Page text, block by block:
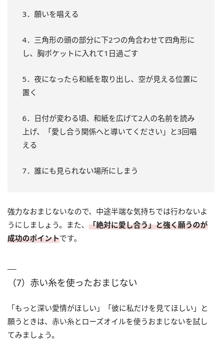
3．願いを唱える
4．三角形の頭の部分に下2つの角合わせて四角形に
し、胸ポケットに入れて1日過ごす
5．夜になったら和紙を取り出し、空が見える位置に
置く
6．日付が変わる頃、和紙を広げて2人の名前を読み
上げ、「愛し合う関係へと導いてください」と3回唱
える
7．誰にも見られない場所にしまう
強力なおまじないなので、中途半端な気持ちでは行わないよ
うにしましょう。また、 「絶対に愛し合う」と強く願うのが
成功のポイントです。
（7）赤い糸を使ったおまじない
「もっと深い愛情がほしい」「彼に私だけを見てほしい」と
願うときは、赤い糸とローズオイルを使うおまじないを試し
てみましょう。